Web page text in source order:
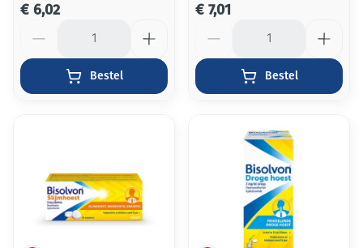
€ 6,02
Bestel
€ 7,01
Bestel